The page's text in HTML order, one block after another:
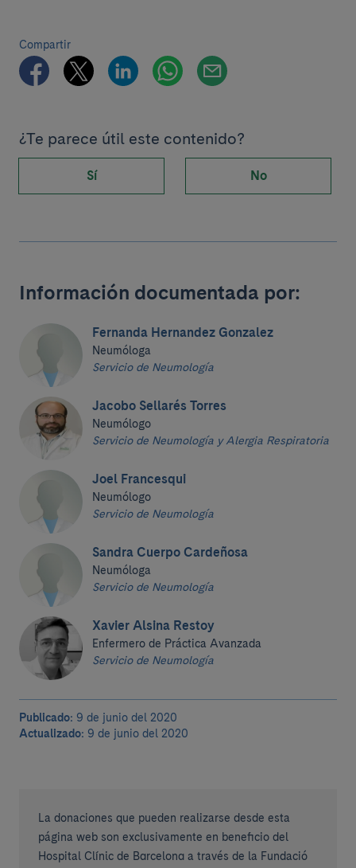
Compartir
¿Te parece útil este contenido?
Sí No
Información documentada por:
Fernanda Hernandez Gonzalez
Neumóloga
Servicio de Neumología
Jacobo Sellarés Torres
Neumólogo
Servicio de Neumología y Alergia Respiratoria
Joel Francesqui
Neumólogo
Servicio de Neumología
Sandra Cuerpo Cardeñosa
Neumóloga
Servicio de Neumología
Xavier Alsina Restoy
Enfermero de Práctica Avanzada
Servicio de Neumología
Publicado: 9 de junio del 2020
Actualizado: 9 de junio del 2020
La donaciones que pueden realizarse desde esta
página web son exclusivamente en beneficio del
Hospital Clínic de Barcelona a través de la Fundació